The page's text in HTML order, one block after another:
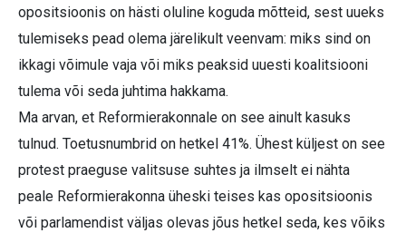
opositsioonis on hästi oluline koguda mõtteid, sest uueks
tulemiseks pead olema järelikult veenvam: miks sind on
ikkagi võimule vaja või miks peaksid uuesti koalitsiooni
tulema või seda juhtima hakkama.
Ma arvan, et Reformierakonnale on see ainult kasuks
tulnud. Toetusnumbrid on hetkel 41%. Ühest küljest on see
protest praeguse valitsuse suhtes ja ilmselt ei nähta
peale Reformierakonna üheski teises kas opositsioonis
või parlamendist väljas olevas jõus hetkel seda, kes võiks